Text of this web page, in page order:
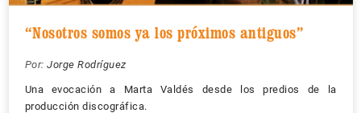
“Nosotros somos ya los próximos antiguos”
Por: Jorge Rodríguez
Una evocación a Marta Valdés desde los predios de la
producción discográfica.